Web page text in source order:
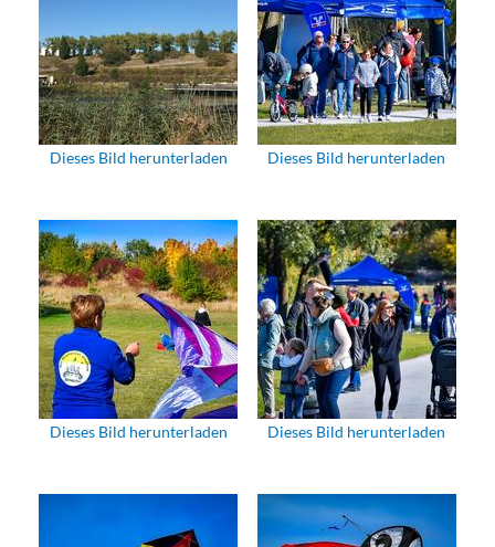
Dieses Bild herunterladen Dieses Bild herunterladen
Dieses Bild herunterladen Dieses Bild herunterladen